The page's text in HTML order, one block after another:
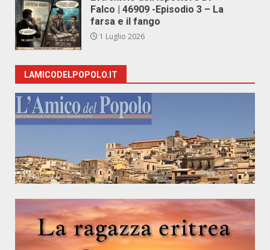
Falco | 46909 -Episodio 3 – La
farsa e il fango
1 Luglio 2026
LAMICODELPOPOLO.IT